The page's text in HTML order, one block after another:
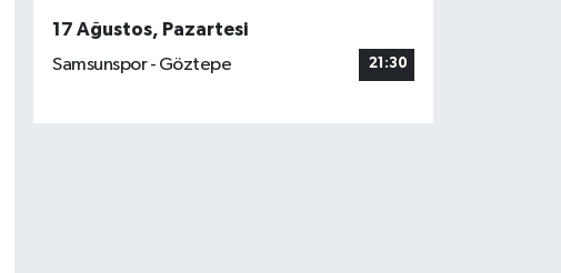
17 Ağustos, Pazartesi
Samsunspor - Göztepe
21:30